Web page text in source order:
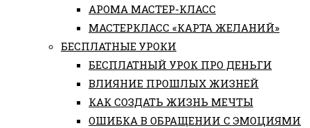
АРОМА МАСТЕР-КЛАСС
МАСТЕРКЛАСС «КАРТА ЖЕЛАНИЙ»
БЕСПЛАТНЫЕ УРОКИ
БЕСПЛАТНЫЙ УРОК ПРО ДЕНЬГИ
ВЛИЯНИЕ ПРОШЛЫХ ЖИЗНЕЙ
КАК СОЗДАТЬ ЖИЗНЬ МЕЧТЫ
ОШИБКА В ОБРАЩЕНИИ С ЭМОЦИЯМИ